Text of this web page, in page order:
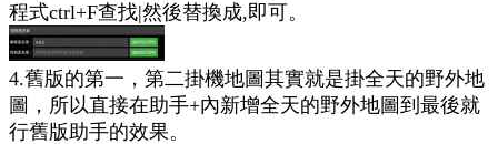
程式ctrl+F查找|然後替換成,即可。
4.舊版的第一，第二掛機地圖其實就是掛全天的野外地
圖，所以直接在助手+內新增全天的野外地圖到最後就
行舊版助手的效果。